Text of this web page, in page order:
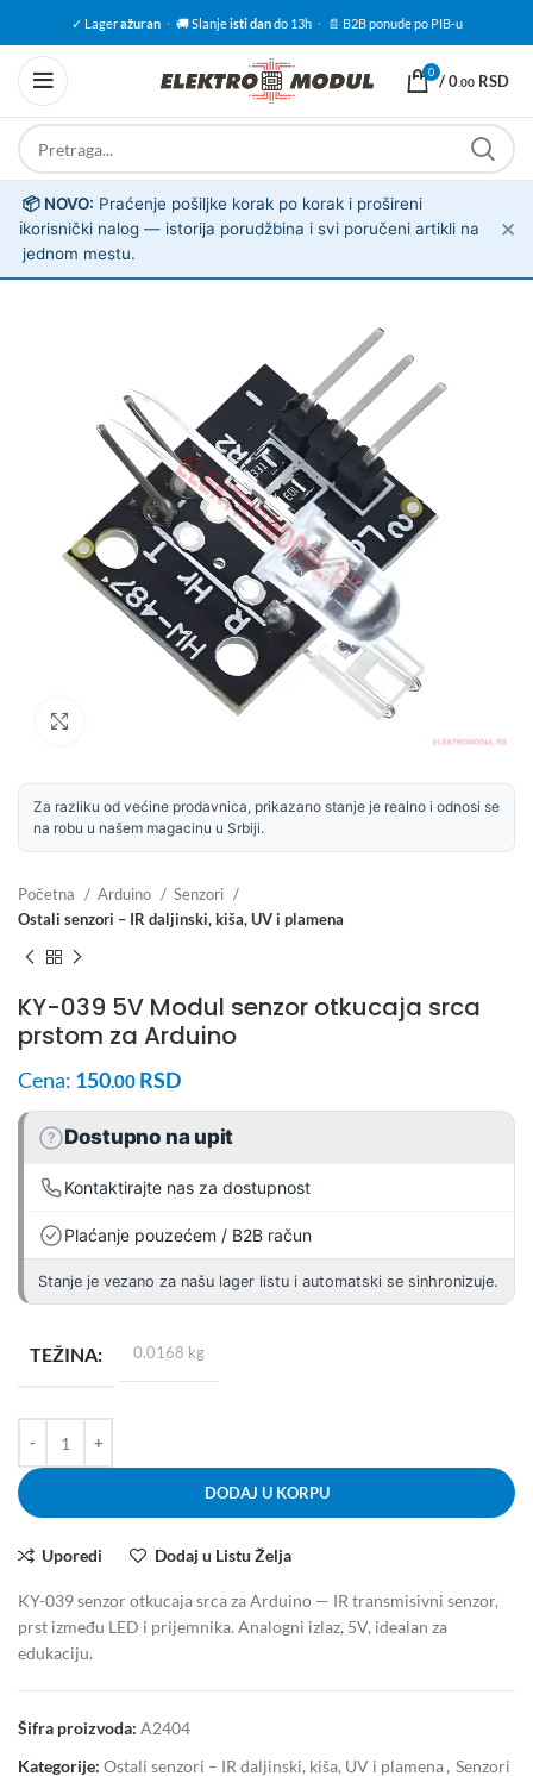
✓ Lageražuran · 🚚 Slanjeisti dando 13h · 📄 B2B ponude po PIB-u
0 /0.00 RSD
ℹ️
📦 NOVO: Praćenje pošiljke korak po korak i prošireni
korisnički nalog — istorija porudžbina i svi poručeni artikli na
jednom mestu.
✕
Za razliku od većine prodavnica, prikazano stanje je realno i odnosi se
na robu u našem magacinu u Srbiji.
Početna Arduino
Senzori
Ostali senzori – IR daljinski, kiša, UV i plamena
KY-039 5V Modul senzor otkucaja srca
prstom za Arduino
Cena: 150.00 RSD
? Dostupno na upit
Kontaktirajte nas za dostupnost
Plaćanje pouzećem / B2B račun
Stanje je vezano za našu lager listu i automatski se sinhronizuje.
TEŽINA 0.0168 kg
DODAJ U KORPU
Uporedi Dodaj u Listu Želja
KY-039 senzor otkucaja srca za Arduino — IR transmisivni senzor,
prst između LED i prijemnika. Analogni izlaz, 5V, idealan za
edukaciju.
Šifra proizvoda: A2404
Kategorije: Ostali senzori – IR daljinski, kiša, UV i plamena, Senzori